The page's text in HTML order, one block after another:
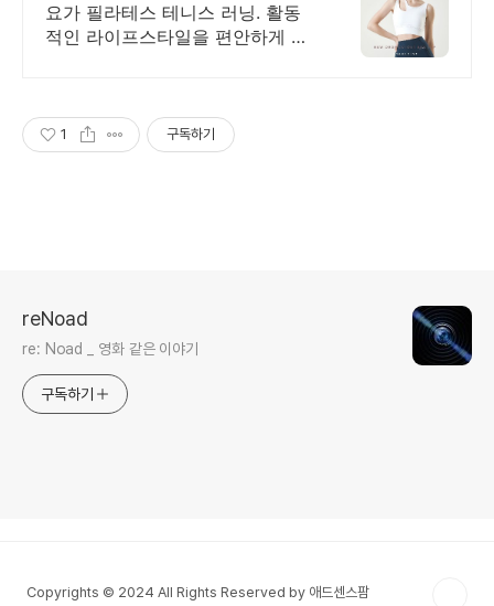
요가 필라테스 테니스 러닝. 활동
적인 라이프스타일을 편안하게 하
1 구독하기
reNoad
re: Noad _ 영화 같은 이야기
구독하기
Copyrights © 2024 All Rights Reserved by 애드센스팜